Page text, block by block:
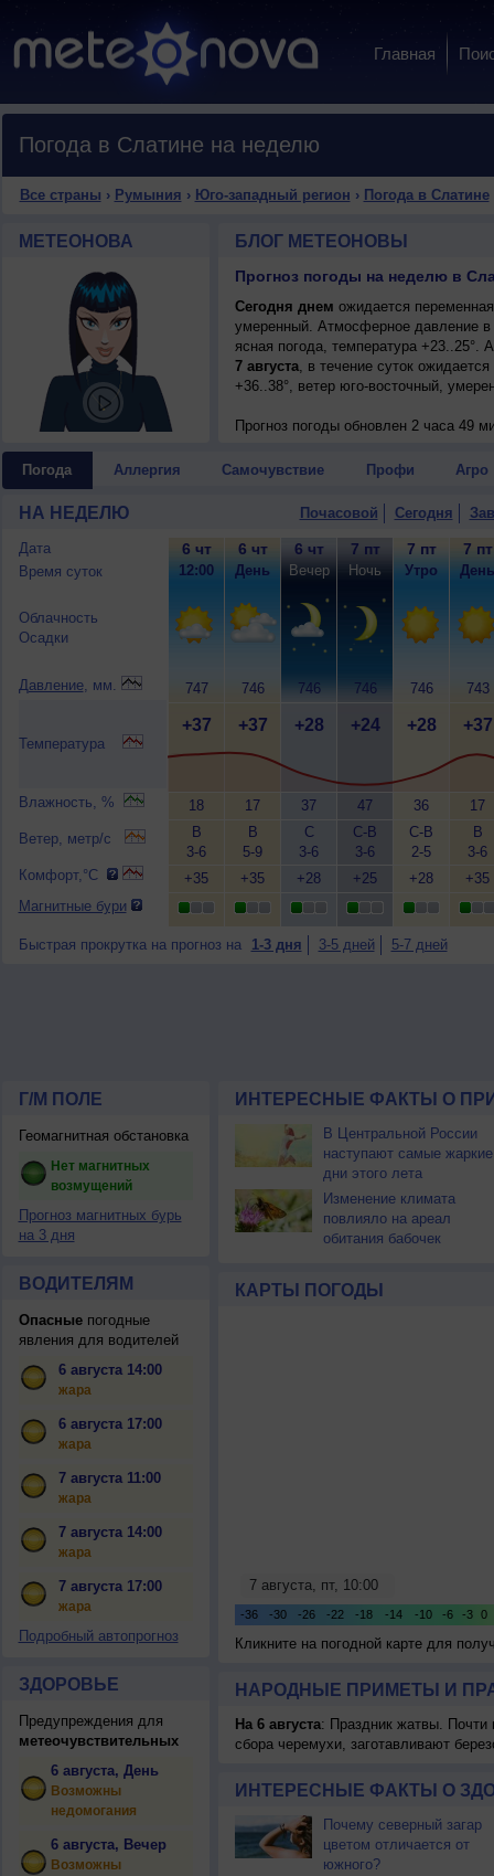
Главная
Погода в Слатине на неделю
Все страны › Румыния › Юго-западный регион › Погода в Слатине
МЕТЕОНОВА БЛОГ МЕТЕОНОВЫ
Сегодня днем ожидается
умеренный. Атмосферное давление
ясная погода, температура
7 августа, в течение суток
+36..38°, ветер юго-восточный,
Прогноз погоды обновлен 2 часа 49
Погода Аллергия Самочувствие Профи Агро
НА НЕДЕЛЮ Почасовой Сегодня
Дата
Время суток
Облачность
Осадки
Давление, мм.
Температура
Влажность, %
Ветер, метр/с
Комфорт,°C
Магнитные бури
6 чт
12:00
747
+37
18
В
3-6
+35
6 чт
День
746
+37
17
В
5-9
+35
6 чт
Вечер
746
+28
37
С
3-6
+28
7 пт
Ночь
746
+24
47
С-В
3-6
+25
7 пт
Утро
746
+28
36
С-В
2-5
+28
7 пт
День
743
+37
17
В
3-6
+35
Быстрая прокрутка на прогноз на 1-3 дня 3-5 дней 5-7 дней
Г/М ПОЛЕ
Геомагнитная обстановка
Нет магнитных
возмущений
Прогноз магнитных бурь
на 3 дня
ВОДИТЕЛЯМ
Опасныепогодные
явления для водителей
6 августа 14:00
жара
6 августа 17:00
жара
7 августа 11:00
жара
7 августа 14:00
жара
7 августа 17:00
жара
Подробный автопрогноз
ЗДОРОВЬЕ
Предупреждения для
метеочувствительных
6 августа, День
Возможны
недомогания
6 августа, Вечер
Возможны
ИНТЕРЕСНЫЕ ФАКТЫ О
В Центральной России
наступают самые жаркие
дни этого лета
Изменение климата
повлияло на ареал
обитания бабочек
КАРТЫ ПОГОДЫ
Кликните на погодной карте для
НАРОДНЫЕ ПРИМЕТЫ И
На 6 августа: Праздник жатвы. Почти
сбора черемухи, заготавливают
ИНТЕРЕСНЫЕ ФАКТЫ О
Почему северный загар
цветом отличается от
южного?